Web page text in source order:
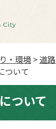
・環境 >道路
ついて
ついて